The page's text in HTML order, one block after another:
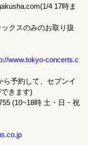
4 17時ま
クスのみのお取り扱
www.tokyo-concerts.c
予約して、セブンイ
きます)
(10~18時 土・日・祝